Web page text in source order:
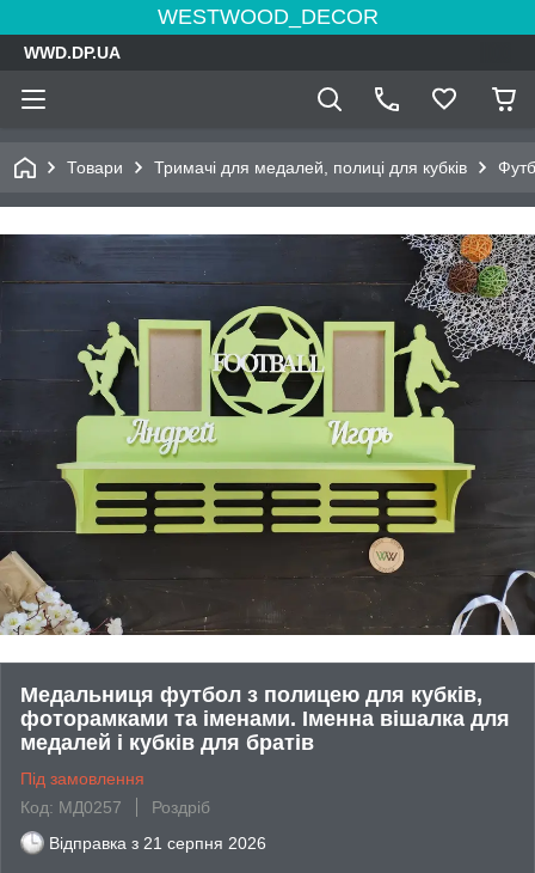
WESTWOOD_DECOR
WWD.DP.UA
Товари Тримачі для медалей, полиці для кубків
Медальниця футбол з полицею для кубків,
фоторамками та іменами. Іменна вішалка для
медалей і кубків для братів
Під замовлення
Код: МД0257
Роздріб
Відправка з 21 серпня 2026